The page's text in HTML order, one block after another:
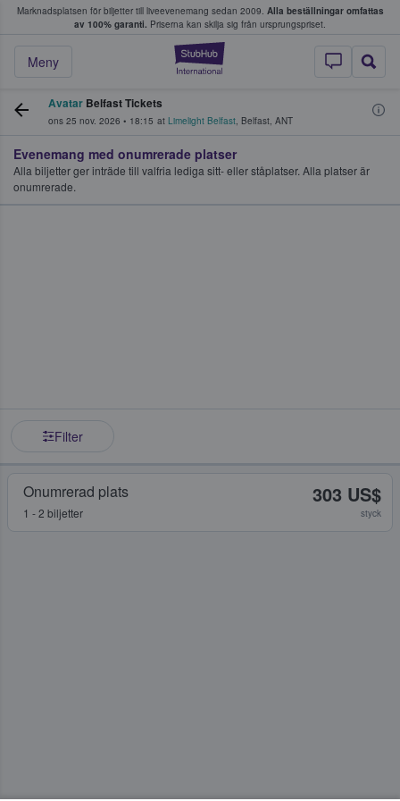
Marknadsplatsen för biljetter till liveevenemang sedan 2009. Alla beställningar omfattas
av 100% garanti. Priserna kan skilja sig från ursprungspriset.
StubHub – där
Meny
köper och säljer biljetter.
Avatar Belfast Tickets
ons 25 nov. 2026 • 18:15 at Limelight Belfast, Belfast, ANT
Evenemang med onumrerade platser
Alla biljetter ger inträde till valfria lediga sitt- eller ståplatser. Alla platser är
onumrerade.
Filter
Onumrerad plats
1 - 2 biljetter
303 US$
styck